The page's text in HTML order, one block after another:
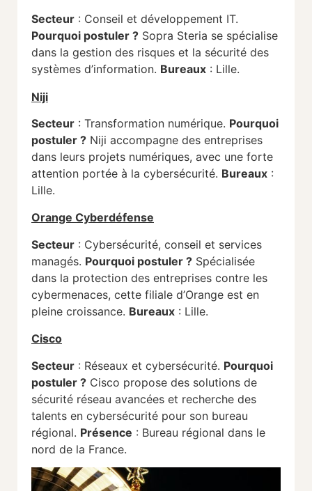
Secteur : Conseil et développement IT.
Pourquoi postuler ? Sopra Steria se spécialise
dans la gestion des risques et la sécurité des
systèmes d’information. Bureaux : Lille.
Niji
Secteur : Transformation numérique. Pourquoi
postuler ? Niji accompagne des entreprises
dans leurs projets numériques, avec une forte
attention portée à la cybersécurité. Bureaux :
Lille.
Orange Cyberdéfense
Secteur : Cybersécurité, conseil et services
managés. Pourquoi postuler ? Spécialisée
dans la protection des entreprises contre les
cybermenaces, cette filiale d’Orange est en
pleine croissance. Bureaux : Lille.
Cisco
Secteur : Réseaux et cybersécurité. Pourquoi
postuler ? Cisco propose des solutions de
sécurité réseau avancées et recherche des
talents en cybersécurité pour son bureau
régional. Présence : Bureau régional dans le
nord de la France.